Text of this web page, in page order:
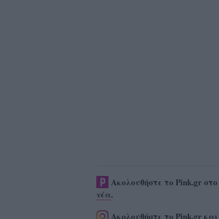
Ακολουθήστε το Pink.gr στο
νέα.
Ακολουθήστε το Pink.gr